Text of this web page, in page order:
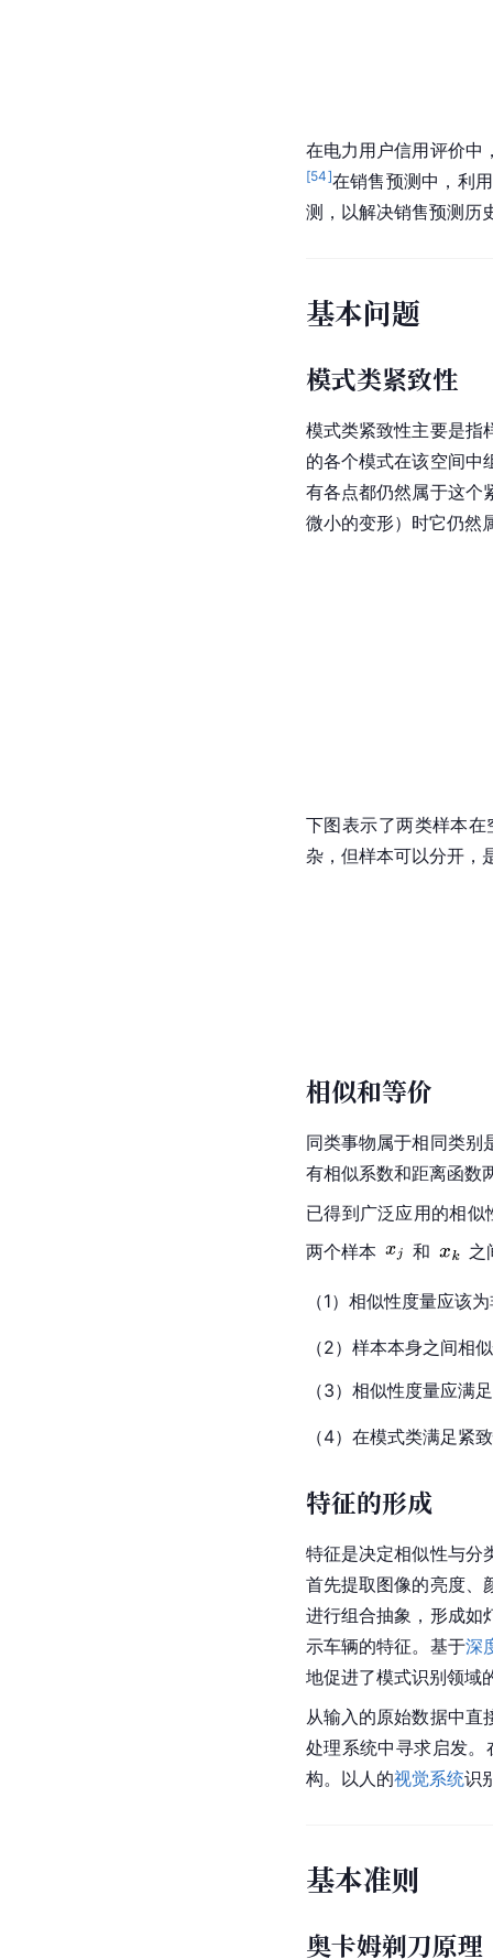
在电力用户信用评价中
[54]在销售预测中，利
测，以解决销售预测历
基本问题
模式类紧致性
模式类紧致性主要是指
的各个模式在该空间中
有各点都仍然属于这个
微小的变形）时它仍然
下图表示了两类样本
杂，但样本可以分开，
相似和等价
同类事物属于相同类别
有相似系数和距离函数
已得到广泛应用的相
两个样本
和 之
（1）相似性度量应该
（2）样本本身之间相
（3）相似性度量应满
（4）在模式类满足紧
特征的形成
特征是决定相似性与分
首先提取图像的亮度、
进行组合抽象，形成如
示车辆的特征。基于深
地促进了模式识别领域
从输入的原始数据中直
处理系统中寻求启发。
构。以人的视觉系统识
基本准则
奥卡姆剃刀原理